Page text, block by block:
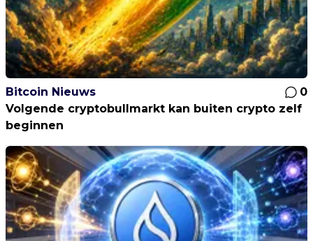
Bitcoin Nieuws
0
Volgende cryptobullmarkt kan buiten crypto zelf
beginnen